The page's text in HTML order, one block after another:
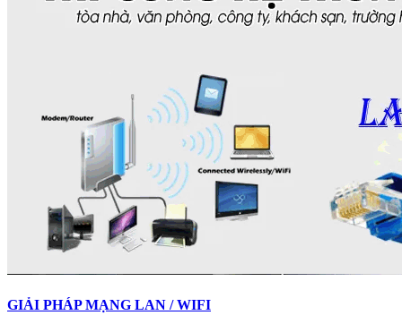
GIẢI PHÁP MẠNG LAN / WIFI